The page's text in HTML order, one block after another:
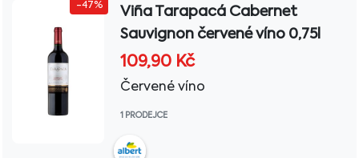
-47%
Viña Tarapacá Cabernet
Sauvignon červené víno 0,75l
109,90 Kč
Červené víno
1 PRODEJCE